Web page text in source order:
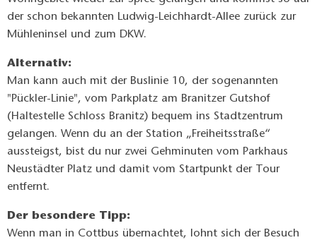
der schon bekannten Ludwig-Leichhardt-Allee zurück zur
Mühleninsel und zum DKW.
Alternativ:
Man kann auch mit der Buslinie 10, der sogenannten
"Pückler-Linie", vom Parkplatz am Branitzer Gutshof
(Haltestelle Schloss Branitz) bequem ins Stadtzentrum
gelangen. Wenn du an der Station „Freiheitsstraße“
aussteigst, bist du nur zwei Gehminuten vom Parkhaus
Neustädter Platz und damit vom Startpunkt der Tour
entfernt.
Der besondere Tipp:
Wenn man in Cottbus übernachtet, lohnt sich der Besuch